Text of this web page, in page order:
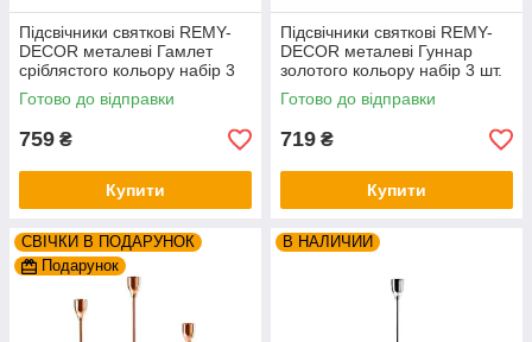
Підсвічники святкові REMY-
DEСOR металеві Гамлет
сріблястого кольору набір 3
шт. висота 23см 28см 33см
Готово до відправки
759 ₴
Купити
Підсвічники святкові REMY-
DEСOR металеві Гуннар
золотого кольору набір 3 шт.
висота 18см 23см 28см
Готово до відправки
719 ₴
Купити
СВІЧКИ В ПОДАРУНОК
Подарунок
В НАЛИЧИИ